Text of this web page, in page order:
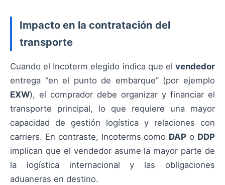
Impacto en la contratación del
transporte
Cuando el Incoterm elegido indica que el vendedor
entrega “en el punto de embarque” (por ejemplo
EXW), el comprador debe organizar y financiar el
transporte principal, lo que requiere una mayor
capacidad de gestión logística y relaciones con
carriers. En contraste, Incoterms como DAP o DDP
implican que el vendedor asume la mayor parte de
la logística internacional y las obligaciones
aduaneras en destino.